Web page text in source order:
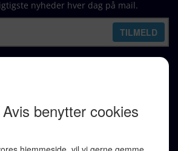
via mail til
96
nyheder hver dag på mail.